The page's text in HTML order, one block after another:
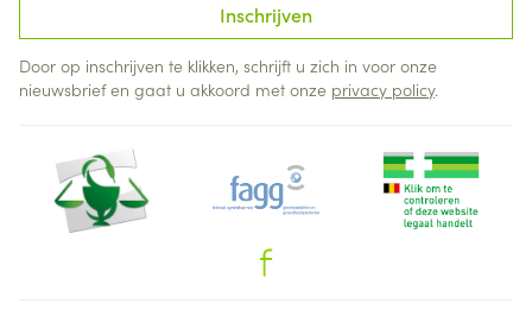
Inschrijven
Door op inschrijven te klikken, schrijft u zich in voor onze
nieuwsbrief en gaat u akkoord met onze privacy policy.